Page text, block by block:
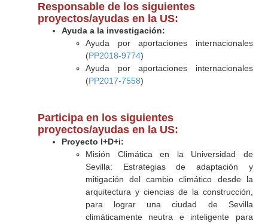
Responsable de los siguientes
proyectos/ayudas en la US:
Ayuda a la investigación:
Ayuda por aportaciones internacionales
(PP2018-9774)
Ayuda por aportaciones internacionales
(PP2017-7558)
Participa en los siguientes
proyectos/ayudas en la US:
Proyecto I+D+i:
Misión Climática en la Universidad de
Sevilla: Estrategias de adaptación y
mitigación del cambio climático desde la
arquitectura y ciencias de la construcción,
para lograr una ciudad de Sevilla
climáticamente neutra e inteligente para